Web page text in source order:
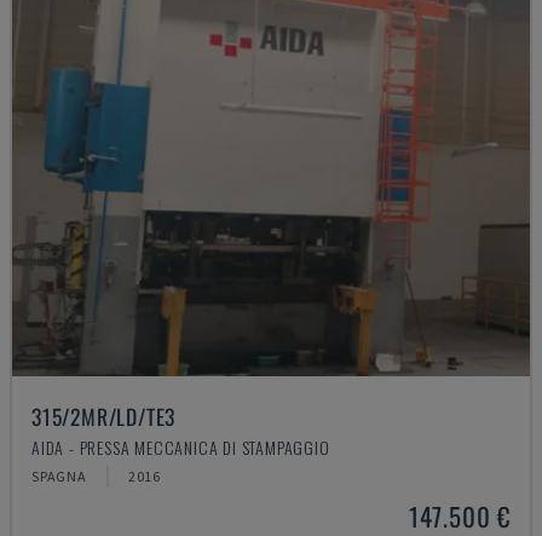
315/2MR/LD/TE3
AIDA - PRESSA MECCANICA DI STAMPAGGIO
SPAGNA 2016
147.500 €